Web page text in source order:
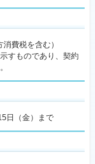
費税を含む）
すものであり、契約
日（金）まで